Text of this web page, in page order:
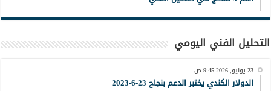
التحليل الفني اليومي
23 يونيو, 2026 9:45 ص
الدولار الكندي يختبر الدعم بنجاح 23-6-2023